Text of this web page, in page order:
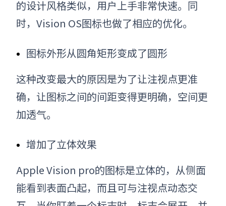
的设计风格类似，用户上手非常快速。同
时，Vision OS图标也做了相应的优化。
图标外形从圆角矩形变成了圆形
这种改变最大的原因是为了让注视点更准
确，让图标之间的间距变得更明确，空间更
加透气。
增加了立体效果
Apple Vision pro的图标是立体的，从侧面
能看到表面凸起，而且可与注视点动态交